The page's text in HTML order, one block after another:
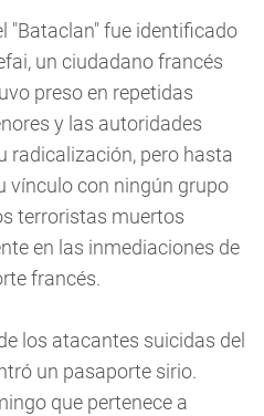
"Bataclan" fue identificado
un ciudadano francés
preso en repetidas
y las autoridades
radicalización, pero hasta
vínculo con ningún grupo
terroristas muertos
en las inmediaciones de
francés.
los atacantes suicidas del
un pasaporte sirio.
que pertenece a